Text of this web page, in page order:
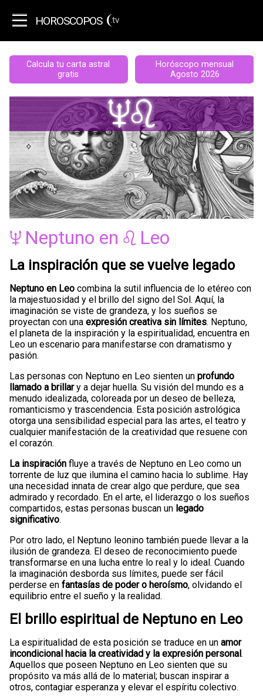
HOROSCOPOS .tv
Calcula tu carta astral
gratis
Horóscopo mensual
Agosto 2026
Ie
Neptuno en Leo
La inspiración que se vuelve legado
Neptuno en Leo combina la sutil influencia de lo etéreo con
la majestuosidad y el brillo del signo del Sol. Aquí, la
imaginación se viste de grandeza, y los sueños se
proyectan con una expresión creativa sin límites. Neptuno,
el planeta de la inspiración y la espiritualidad, encuentra en
Leo un escenario para manifestarse con dramatismo y
pasión.
Las personas con Neptuno en Leo sienten un profundo
llamado a brillary a dejar huella. Su visión del mundo es a
menudo idealizada, coloreada por un deseo de belleza,
romanticismo y trascendencia. Esta posición astrológica
otorga una sensibilidad especial para las artes, el teatro y
cualquier manifestación de la creatividad que resuene con
el corazón.
La inspiración fluye a través de Neptuno en Leo como un
torrente de luz que ilumina el camino hacia lo sublime. Hay
una necesidad innata de crear algo que perdure, que sea
admirado y recordado. En el arte, el liderazgo o los sueños
compartidos, estas personas buscan un legado
significativo.
Por otro lado, el Neptuno leonino también puede llevar a la
ilusión de grandeza. El deseo de reconocimiento puede
transformarse en una lucha entre lo real y lo ideal. Cuando
la imaginación desborda sus límites, puede ser fácil
perderse en fantasías de poder o heroísmo, olvidando el
equilibrio entre el sueño y la realidad.
El brillo espiritual de Neptuno en Leo
La espiritualidad de esta posición se traduce en un amor
incondicional hacia la creatividad y la expresión personal.
Aquellos que poseen Neptuno en Leo sienten que su
propósito va más allá de lo material; buscan inspirar a
otros, contagiar esperanza y elevar el espíritu colectivo.